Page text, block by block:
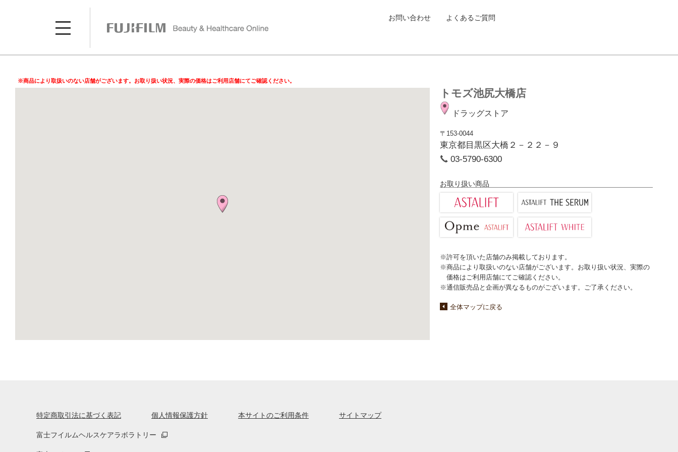
お問い合わせ よくあるご質問
※商品により取扱いのない店舗がございます。お取り扱い状況、実際の価格はご利用店舗にてご確認ください。
トモズ池尻大橋店
ドラッグストア
〒153-0044
東京都目黒区大橋２－２２－９
03-5790-6300
お取り扱い商品
※許可を頂いた店舗のみ掲載しております。
※商品により取扱いのない店舗がございます。お取り扱い状況、実際の
価格はご利用店舗にてご確認ください。
※通信販売品と企画が異なるものがございます。ご了承ください。
全体マップに戻る
特定商取引法に基づく表記 個人情報保護方針 本サイトのご利用条件 サイトマップ
富士フイルムヘルスケアラボラトリー